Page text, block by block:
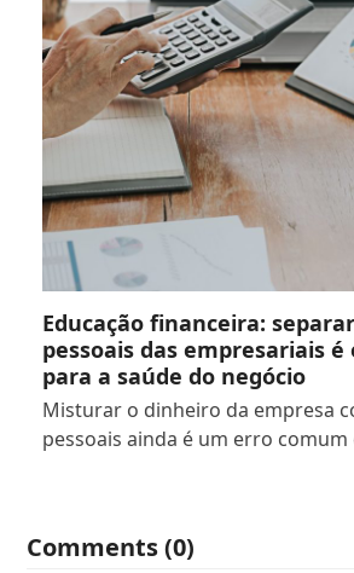
Educação financeira:
pessoais das empresariais é
para a saúde do negócio
Misturar o dinheiro da empresa
pessoais ainda é um erro
Comments (0)